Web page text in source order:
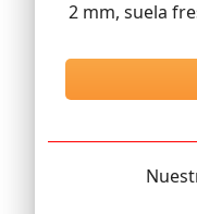
2 mm, suela